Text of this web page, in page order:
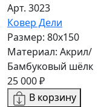
Арт. 3023
Ковер Дели
Размер: 80x150
Материал: Акрил/
Бамбуковый шёлк
25 000 ₽
В корзину